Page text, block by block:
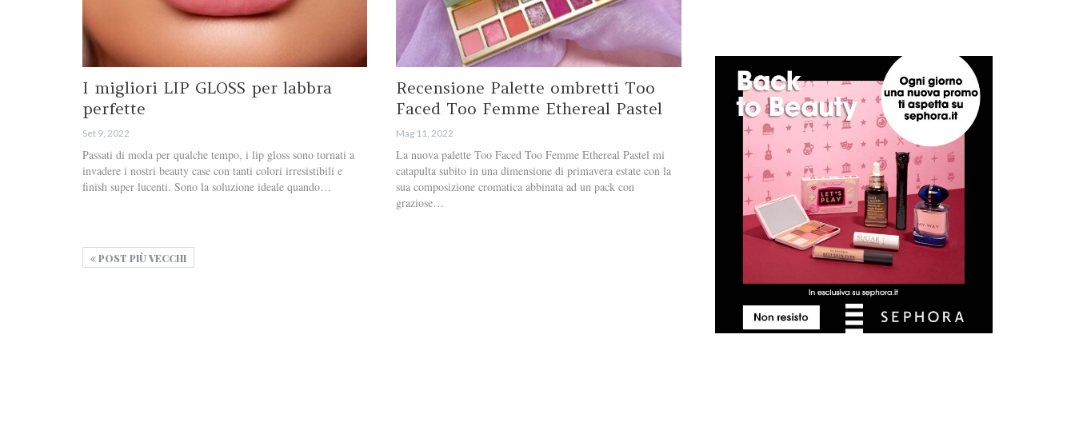
I migliori LIP GLOSS per labbra
perfette
Set 9, 2022
Passati di moda per qualche tempo, i lip gloss sono tornati a
invadere i nostri beauty case con tanti colori irresistibili e
finish super lucenti. Sono la soluzione ideale quando…
Recensione Palette ombretti Too
Faced Too Femme Ethereal Pastel
Mag 11, 2022
La nuova palette Too Faced Too Femme Ethereal Pastel mi
catapulta subito in una dimensione di primavera estate con la
sua composizione cromatica abbinata ad un pack con
graziose…
POST PIÙ VECCHI